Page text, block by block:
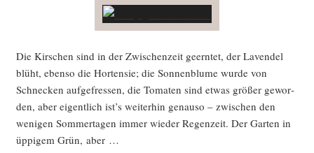
Die Kir­schen sind in der Zwi­schen­zeit geern­tet, der Laven­del
blüht, eben­so die Hor­ten­sie; die Son­nen­blu­me wur­de von
Schne­cken auf­ge­fres­sen, die Toma­ten sind etwas grö­ßer gewor­
den, aber eigent­lich ist’s wei­ter­hin genau­so – zwi­schen den
weni­gen Som­mer­ta­gen immer wie­der Regen­zeit. Der Gar­ten in
üppi­gem Grün, aber …